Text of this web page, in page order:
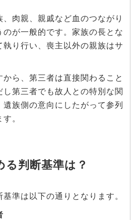
肉親、親戚など血のつながり
のが一般的です。家族の長とな
執り行い、喪主以外の親族はサ
ら、第三者は直接関わること
し第三者でも故人との特別な関
族側の意向にしたがって参列
。
る判断基準は？
準は以下の通りとなります。